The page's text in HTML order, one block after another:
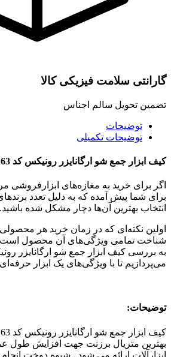
گارانتی سلامت فیزیکی کالا
تضمین تحویل سالم اجناس
توضیحات
توضیحات تکمیلی
کیف ابزار جمع شو ارگانایزر رونیکس کد RH-9163
اگر برای خرید به مغازه‌های ابزارفروشی
برای شما پیش آمده که به دلیل تعدد برندهای
انتخاب بهترین آن‌ها دچار مشکل شده باشید.
اولین نکته‌ای که در زمان خرید هر محصولی
شناخت تمامی ویژگی‌های آن محصول است.
می‌پردازیم تا با ویژگی‌های یک ابزار
توضیحات:
بهترین متریال برزنت جهت افزایش طول عمر
ابزارآلات ارائه می شود . شیوه دوخت